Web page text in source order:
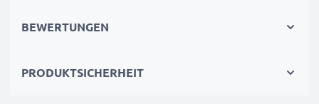
Kameratasche
BEWERTUNGEN
PRODUKTSICHERHEIT